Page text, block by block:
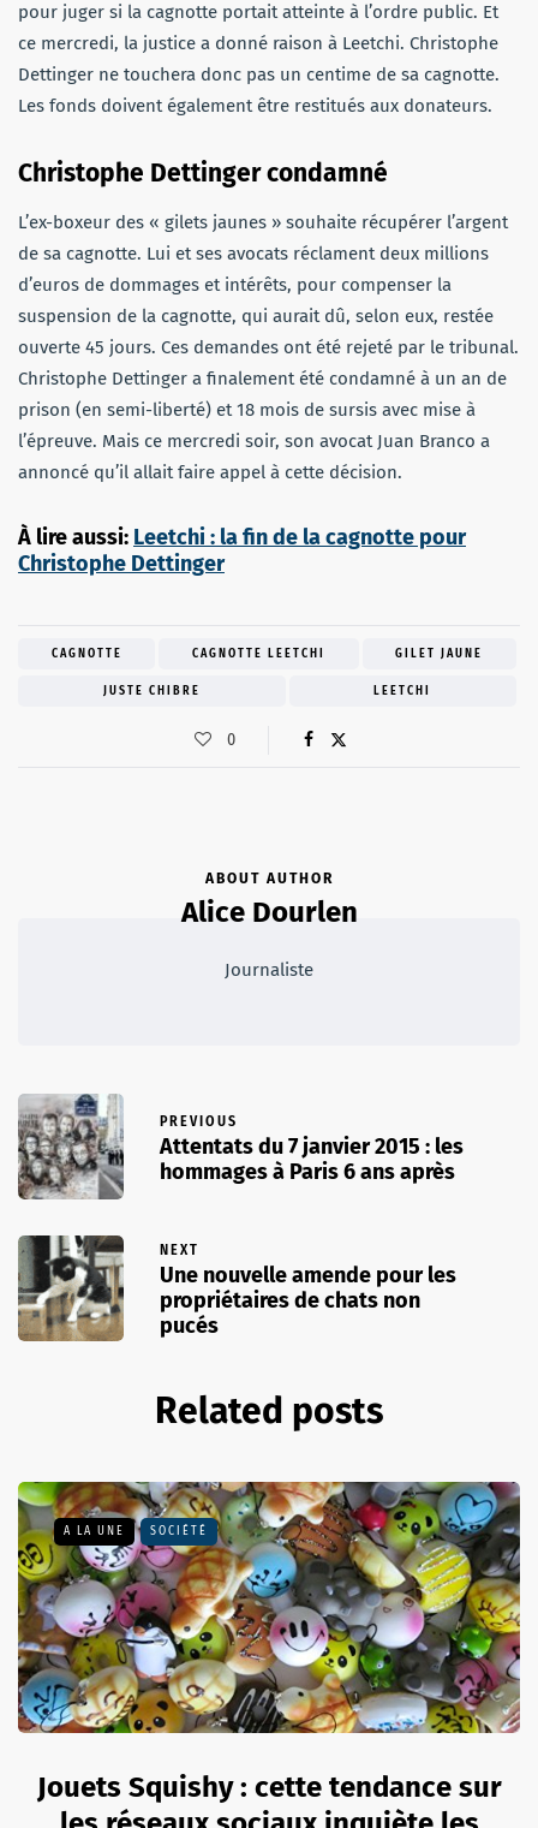
pour juger si la cagnotte portait atteinte à l’ordre public. Et
ce mercredi, la justice a donné raison à Leetchi. Christophe
Dettinger ne touchera donc pas un centime de sa cagnotte.
Les fonds doivent également être restitués aux donateurs.
Christophe Dettinger condamné
L’ex-boxeur des « gilets jaunes » souhaite récupérer l’argent
de sa cagnotte. Lui et ses avocats réclament deux millions
d’euros de dommages et intérêts, pour compenser la
suspension de la cagnotte, qui aurait dû, selon eux, restée
ouverte 45 jours. Ces demandes ont été rejeté par le tribunal.
Christophe Dettinger a finalement été condamné à un an de
prison (en semi-liberté) et 18 mois de sursis avec mise à
l’épreuve. Mais ce mercredi soir, son avocat Juan Branco a
annoncé qu’il allait faire appel à cette décision.
À lire aussi: Leetchi : la fin de la cagnotte pour
Christophe Dettinger
CAGNOTTE CAGNOTTE LEETCHI GILET JAUNE
JUSTE CHIBRE LEETCHI
0
ABOUT AUTHOR
Alice Dourlen
Journaliste
PREVIOUS
Attentats du 7 janvier 2015 : les
hommages à Paris 6 ans après
NEXT
Une nouvelle amende pour les
propriétaires de chats non
pucés
Related posts
A LA UNE SOCIÉTÉ
Jouets Squishy : cette tendance sur